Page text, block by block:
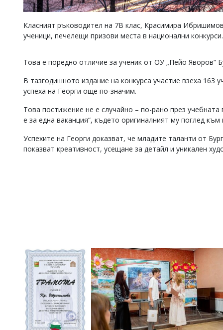
Класният ръководител на 7В клас, Красимира
ученици, печелещи призови места в национални конкурси.
Това е поредно отличие за ученик от ОУ „Пейо Яворов“
В тазгодишното издание на конкурса участие взеха
успеха на Георги още по-значим.
Това постижение не е случайно – по-рано през
е за една ваканция“, където оригиналният му поглед
Успехите на Георги доказват, че младите таланти от
показват креативност, усещане за детайл и уникален